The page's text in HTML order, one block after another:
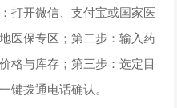
打开微信、支付宝或国家医
医保专区；第二步：输入药
格与库存；第三步：选定目
键拨通电话确认。